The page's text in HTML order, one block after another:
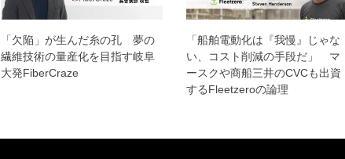
「欠陥」が生んだ糸の孔 夢の
繊維技術の量産化を目指す岐阜
大発FiberCraze
「船舶電動化は『我慢』じゃな
い、コスト削減の手段だ」 マ
ースクや商船三井のCVCも出資
するFleetzeroの論理